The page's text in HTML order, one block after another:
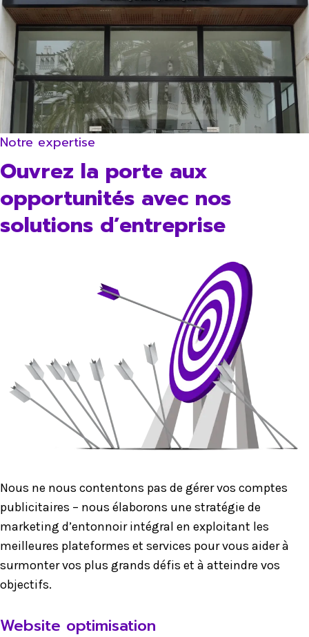
Notre expertise
Ouvrez la porte aux
opportunités avec nos
solutions d’entreprise
Nous ne nous contentons pas de gérer vos comptes
publicitaires – nous élaborons une stratégie de
marketing d’entonnoir intégral en exploitant les
meilleures plateformes et services pour vous aider à
surmonter vos plus grands défis et à atteindre vos
objectifs.
Website optimisation